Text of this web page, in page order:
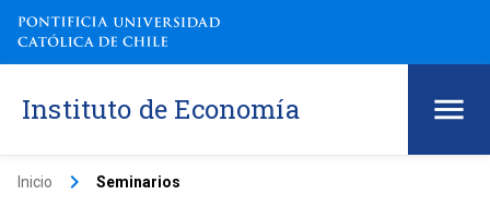
Instituto de Economía
Inicio keyboard_arrow_right Seminarios